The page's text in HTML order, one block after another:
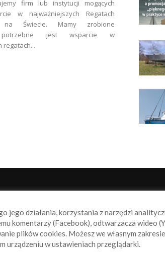
firm lub instytucji mogących
w najważniejszych Regatach
na Świecie. Mamy zrobione
potrzebne jest wsparcie w
regatach...
którzy szukają aktualnych
świata motorowodniactwa i
jego działania, korzystania z narzędzi
komentarzy (Facebook), odtwarzacza wideo
plików cookies. Możesz we własnym
urządzeniu w ustawieniach przeglądarki.